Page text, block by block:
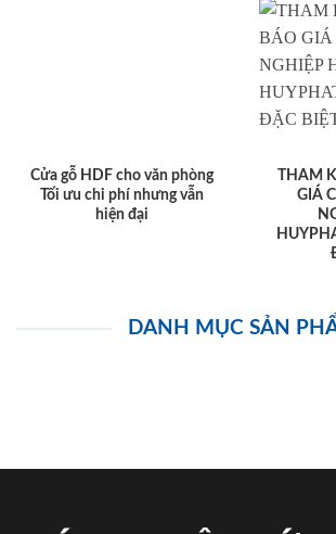
Cửa gỗ HDF cho văn phòng
Tối ưu chi phí nhưng vẫn
hiện đại
THAM
GIÁ
DANH MỤC SẢN